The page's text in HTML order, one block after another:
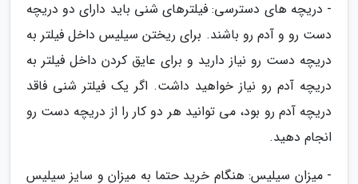
- دریچه های دسترسی: فیلترهای شنی باید دارای دو دریچه
دست رو و آدم رو باشند. برای ریختن سیلیس داخل فیلتر به
دریچه دست رو نیاز دارید و برای عایق کردن داخل فیلتر به
دریچه آدم رو نیاز خواهید داشت. اگر یک فیلتر شنی فاقد
دریچه آدم رو بود، می توانید هر دو کار را از دریچه دست رو
انجام دهید.
- میزان سیلیس: هنگام خرید حتما به میزان و سایز سیلیس